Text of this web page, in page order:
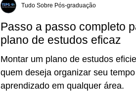
Passo a passo completo
plano de estudos eficaz
Montar um plano de estudos
quem deseja organizar seu
aprendizado em qualquer área.
Tudo Sobre Pós-graduação